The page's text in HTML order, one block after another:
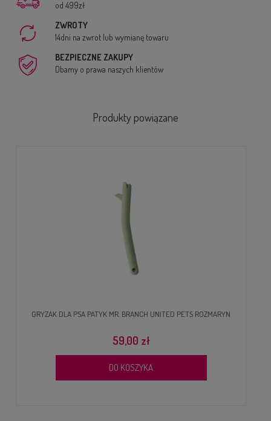
od 499zł
ZWROTY
14dni na zwrot lub wymianę towaru
BEZPIECZNE ZAKUPY
Dbamy o prawa naszych klientów
Produkty powiązane
GRYZAK DLA PSA PATYK MR. BRANCH UNITED PETS ROZMARYN
59,00 zł
DO KOSZYKA